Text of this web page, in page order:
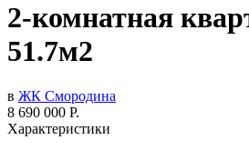
2-комнатная
51.7м2
в ЖК Смородина
8 690 000 Р.
Характеристики